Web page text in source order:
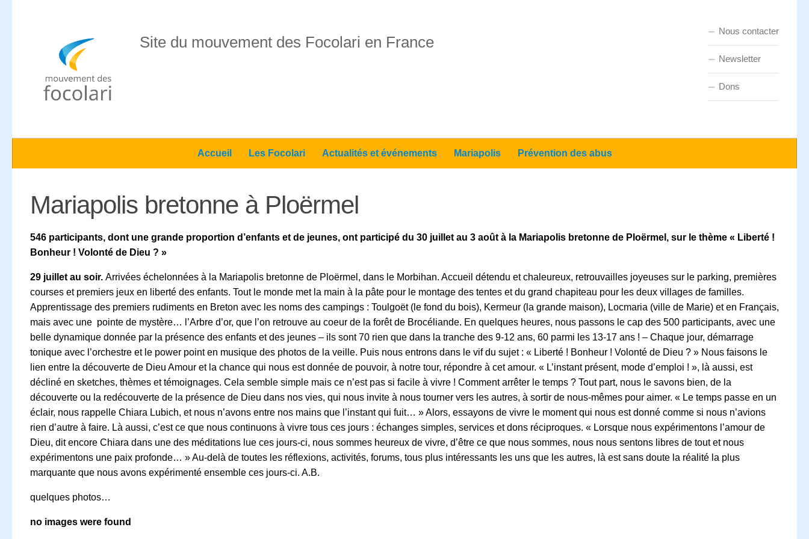
Site du mouvement des Focolari en France
Nous contacter
Newsletter
Dons
Accueil Les Focolari Actualités et événements Mariapolis Prévention des abus
Mariapolis bretonne à Ploërmel
546 participants, dont une grande proportion d’enfants et de jeunes, ont participé du 30 juillet au 3 août à la Mariapolis bretonne de Ploërmel, sur le thème « Liberté !
Bonheur ! Volonté de Dieu ? »
29 juillet au soir. Arrivées échelonnées à la Mariapolis bretonne de Ploërmel, dans le Morbihan. Accueil détendu et chaleureux, retrouvailles joyeuses sur le parking, premières
courses et premiers jeux en liberté des enfants. Tout le monde met la main à la pâte pour le montage des tentes et du grand chapiteau pour les deux villages de familles.
Apprentissage des premiers rudiments en Breton avec les noms des campings : Toulgoët (le fond du bois), Kermeur (la grande maison), Locmaria (ville de Marie) et en Français,
mais avec une pointe de mystère… l’Arbre d’or, que l’on retrouve au coeur de la forêt de Brocéliande. En quelques heures, nous passons le cap des 500 participants, avec une
belle dynamique donnée par la présence des enfants et des jeunes – ils sont 70 rien que dans la tranche des 9-12 ans, 60 parmi les 13-17 ans ! – Chaque jour, démarrage
tonique avec l’orchestre et le power point en musique des photos de la veille. Puis nous entrons dans le vif du sujet : « Liberté ! Bonheur ! Volonté de Dieu ? » Nous faisons le
lien entre la découverte de Dieu Amour et la chance qui nous est donnée de pouvoir, à notre tour, répondre à cet amour. « L’instant présent, mode d’emploi ! », là aussi, est
décliné en sketches, thèmes et témoignages. Cela semble simple mais ce n’est pas si facile à vivre ! Comment arrêter le temps ? Tout part, nous le savons bien, de la
découverte ou la redécouverte de la présence de Dieu dans nos vies, qui nous invite à nous tourner vers les autres, à sortir de nous-mêmes pour aimer. « Le temps passe en un
éclair, nous rappelle Chiara Lubich, et nous n’avons entre nos mains que l’instant qui fuit… » Alors, essayons de vivre le moment qui nous est donné comme si nous n’avions
rien d’autre à faire. Là aussi, c’est ce que nous continuons à vivre tous ces jours : échanges simples, services et dons réciproques. « Lorsque nous expérimentons l’amour de
Dieu, dit encore Chiara dans une des méditations lue ces jours-ci, nous sommes heureux de vivre, d’être ce que nous sommes, nous nous sentons libres de tout et nous
expérimentons une paix profonde… » Au-delà de toutes les réflexions, activités, forums, tous plus intéressants les uns que les autres, là est sans doute la réalité la plus
marquante que nous avons expérimenté ensemble ces jours-ci. A.B.
quelques photos…
no images were found